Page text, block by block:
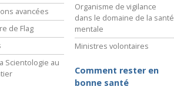
avancées
de Flag
Scientologie au
Organisme de vigilance
dans le domaine de la santé
mentale
Ministres volontaires
Comment rester en
bonne santé